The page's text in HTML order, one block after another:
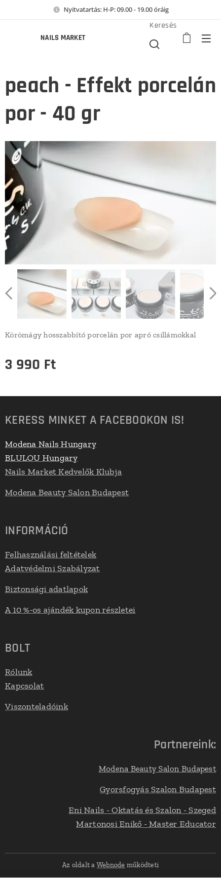
Nyitvatartás: H-P: 09.00 - 19.00 óráig
NAILS MARKET
Keresés
peach - Effekt porcelán
por - 40 gr
Körömágy hosszabbító porcelán por apró csillámokkal
3 990 Ft
KERESS MINKET A FACEBOOKON IS!
Modena Nails Hungary
BLULOU Hungary
Nails Market Kedvelők Klubja
Modena Beauty Salon Budapest
INFORMÁCIÓ
Felhasználási feltételek
Adatvédelmi Szabályzat
Biztonsági adatlapok
A 10 %-os ajándék kupon részletei
BOLT
Rólunk
Kapcsolat
Viszonteladóink
Partnereink:
Modena Beauty Salon Budapest
Gyorsfogyás Szalon Budapest
Eni Nails - Oktatás és Szalon - Szeged
Martonosi Enikő - Master Educator
Az oldalt a Webnode működteti